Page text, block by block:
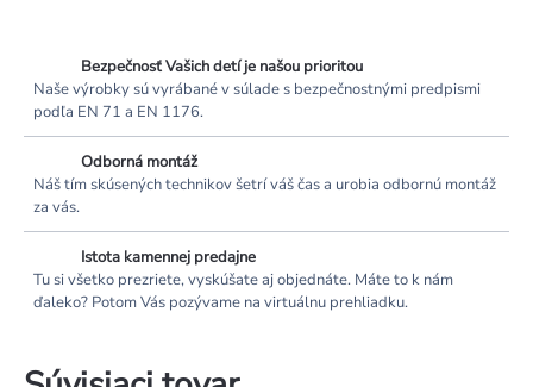
Bezpečnosť Vašich detí je našou prioritou
Naše výrobky sú vyrábané v súlade s bezpečnostnými predpismi
podľa EN 71 a EN 1176.
Odborná montáž
Náš tím skúsených technikov šetrí váš čas a urobia odbornú montáž
za vás.
Istota kamennej predajne
Tu si všetko prezriete, vyskúšate aj objednáte. Máte to k nám
ďaleko? Potom Vás pozývame na virtuálnu prehliadku.